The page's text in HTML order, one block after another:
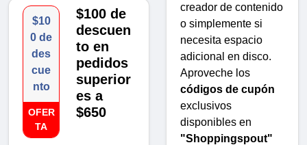
$10
0 de
des
cue
nto
OFER
TA
$100 de
descuen
to en
pedidos
superior
es a
$650
creador de contenido
o simplemente si
necesita espacio
adicional en disco.
Aproveche los
códigos de cupón
exclusivos
disponibles en
"Shoppingspout"